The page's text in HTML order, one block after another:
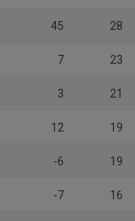
45 28
7 23
3 21
12 19
-6 19
-7 16